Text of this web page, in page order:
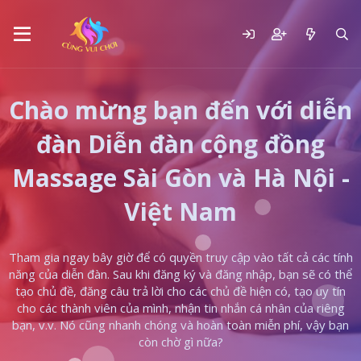
Chào mừng bạn đến với diễn
đàn Diễn đàn cộng đồng
Massage Sài Gòn và Hà Nội -
Việt Nam
Tham gia ngay bây giờ để có quyền truy cập vào tất cả các tính
năng của diễn đàn. Sau khi đăng ký và đăng nhập, bạn sẽ có thể
tạo chủ đề, đăng câu trả lời cho các chủ đề hiện có, tạo uy tín
cho các thành viên của mình, nhận tin nhắn cá nhân của riêng
bạn, v.v. Nó cũng nhanh chóng và hoàn toàn miễn phí, vậy bạn
còn chờ gì nữa?